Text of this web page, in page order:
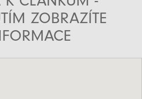
ZOBRAZÍTE